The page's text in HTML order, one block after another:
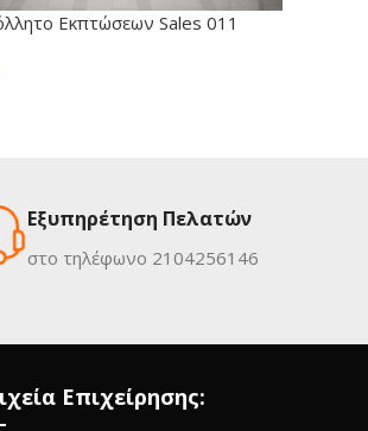
Εκπτώσεων Sales 011
Εξυπηρέτηση Πελατών
στο τηλέφωνο 2104256146
Επιχείρησης: